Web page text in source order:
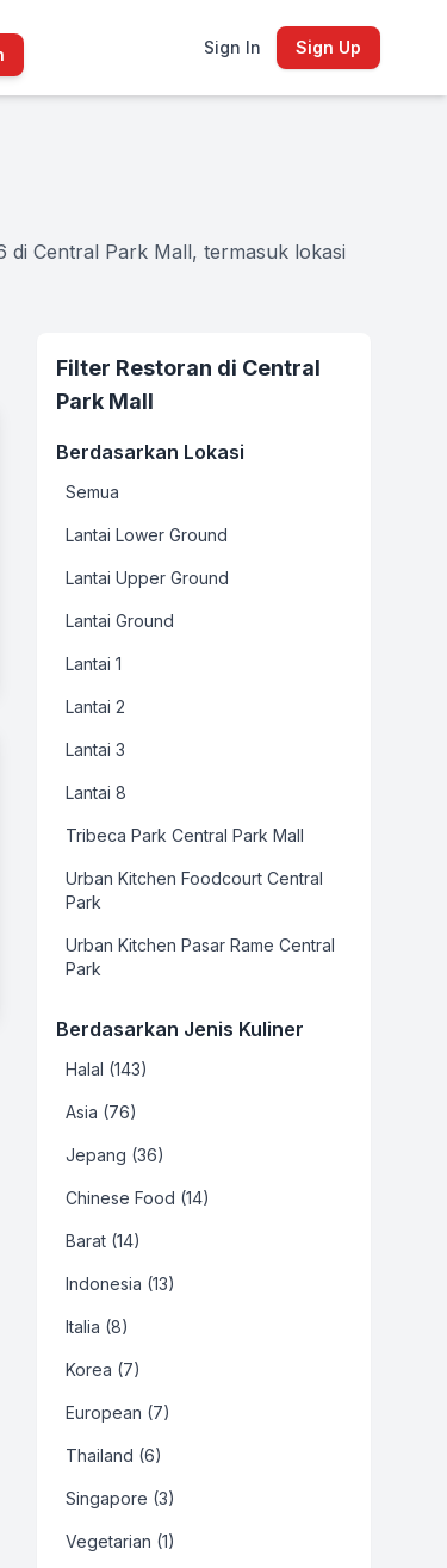
Sign In Sign Up
Central Park Mall, termasuk lokasi
Filter Restoran di Central
Park Mall
Berdasarkan Lokasi
Semua
Lantai Lower Ground
Lantai Upper Ground
Lantai Ground
Lantai 1
Lantai 2
Lantai 3
Lantai 8
Tribeca Park Central Park Mall
Urban Kitchen Foodcourt Central
Park
Urban Kitchen Pasar Rame Central
Park
Berdasarkan Jenis Kuliner
Halal (143)
Asia (76)
Jepang (36)
Chinese Food (14)
Barat (14)
Indonesia (13)
Italia (8)
Korea (7)
European (7)
Thailand (6)
Singapore (3)
Vegetarian (1)